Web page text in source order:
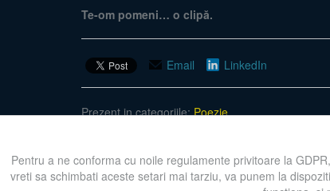
Te-om pomeni… o clipă.
Email LinkedIn
Prezent in categoriile:Poezie
Pentru a ne conforma cu noile regulamente privitoare la
vreti sa schimbati aceste setari mai tarziu, va punem la